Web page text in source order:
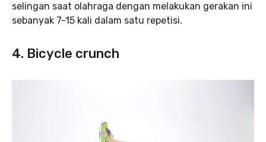
selingan saat olahraga dengan melakukan gerakan ini
sebanyak 7-15 kali dalam satu repetisi.
4. Bicycle crunch